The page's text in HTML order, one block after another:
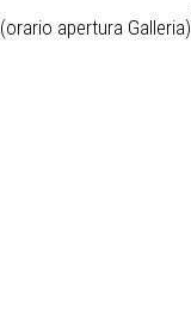
(orario apertura Galleria)